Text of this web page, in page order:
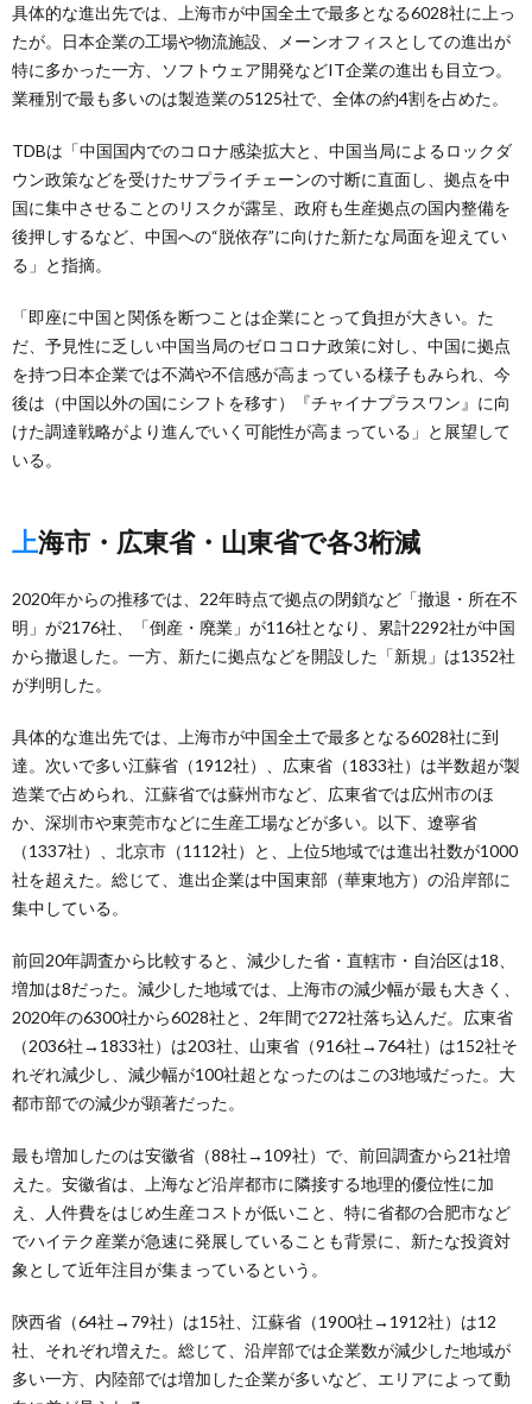
具体的な進出先では、上海市が中国全土で最多となる6028社に上っ
たが。日本企業の工場や物流施設、メーンオフィスとしての進出が
特に多かった一方、ソフトウェア開発などIT企業の進出も目立つ。
業種別で最も多いのは製造業の5125社で、全体の約4割を占めた。
TDBは「中国国内でのコロナ感染拡大と、中国当局によるロックダ
ウン政策などを受けたサプライチェーンの寸断に直面し、拠点を中
国に集中させることのリスクが露呈、政府も生産拠点の国内整備を
後押しするなど、中国への“脱依存”に向けた新たな局面を迎えてい
る」と指摘。
「即座に中国と関係を断つことは企業にとって負担が大きい。た
だ、予見性に乏しい中国当局のゼロコロナ政策に対し、中国に拠点
を持つ日本企業では不満や不信感が高まっている様子もみられ、今
後は（中国以外の国にシフトを移す）『チャイナプラスワン』に向
けた調達戦略がより進んでいく可能性が高まっている」と展望して
いる。
上海市・広東省・山東省で各3桁減
2020年からの推移では、22年時点で拠点の閉鎖など「撤退・所在不
明」が2176社、「倒産・廃業」が116社となり、累計2292社が中国
から撤退した。一方、新たに拠点などを開設した「新規」は1352社
が判明した。
具体的な進出先では、上海市が中国全土で最多となる6028社に到
達。次いで多い江蘇省（1912社）、広東省（1833社）は半数超が製
造業で占められ、江蘇省では蘇州市など、広東省では広州市のほ
か、深圳市や東莞市などに生産工場などが多い。以下、遼寧省
（1337社）、北京市（1112社）と、上位5地域では進出社数が1000
社を超えた。総じて、進出企業は中国東部（華東地方）の沿岸部に
集中している。
前回20年調査から比較すると、減少した省・直轄市・自治区は18、
増加は8だった。減少した地域では、上海市の減少幅が最も大きく、
2020年の6300社から6028社と、2年間で272社落ち込んだ。広東省
（2036社→1833社）は203社、山東省（916社→764社）は152社そ
れぞれ減少し、減少幅が100社超となったのはこの3地域だった。大
都市部での減少が顕著だった。
最も増加したのは安徽省（88社→109社）で、前回調査から21社増
えた。安徽省は、上海など沿岸都市に隣接する地理的優位性に加
え、人件費をはじめ生産コストが低いこと、特に省都の合肥市など
でハイテク産業が急速に発展していることも背景に、新たな投資対
象として近年注目が集まっているという。
陝西省（64社→79社）は15社、江蘇省（1900社→1912社）は12
社、それぞれ増えた。総じて、沿岸部では企業数が減少した地域が
多い一方、内陸部では増加した企業が多いなど、エリアによって動